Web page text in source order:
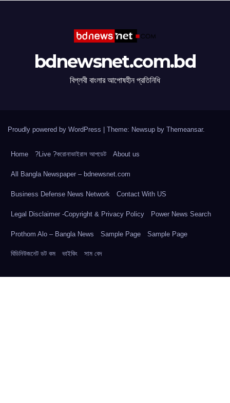
bdnewsnet.com.bd
বিপ্লবী বাংলার আপোষহীন প্রতিনিধি
Proudly powered by WordPress Theme: Newsup by Themeansar.
Home ?Live ?করোনাভাইরাস আপডেট About us
All Bangla Newspaper – bdnewsnet.com
Business Defense News Network Contact With US
Legal Disclaimer -Copyright & Privacy Policy Power News Search
Prothom Alo – Bangla News Sample Page Sample Page
বিডিনিউজনেট ডট কম ভাইকিং সাম বেদ